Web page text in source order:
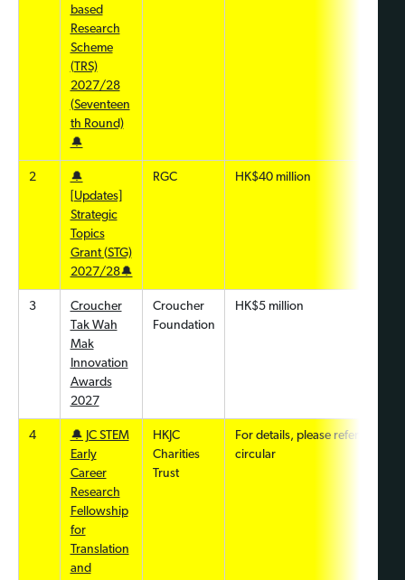
based
Research
Scheme
(TRS)
2027/28
(Seventeen
th Round)
🔔
2
🔔
[Updates]
Strategic
Topics
Grant (STG)
2027/28🔔
RGC HK$40 million
3
Croucher
Tak Wah
Mak
Innovation
Awards
2027
Croucher
Foundation
HK$5 million
4
🔔 JC STEM
Early
Career
Research
Fellowship
for
Translation
and
HKJC
Charities
Trust
For details, please refer to the
circular